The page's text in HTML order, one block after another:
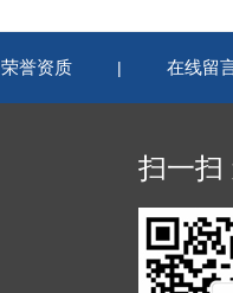
荣誉资质 | 在线留
扫一扫